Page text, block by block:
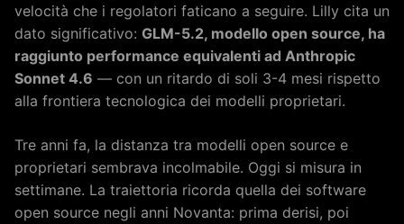
velocità che i regolatori faticano a seguire. Lilly cita un
dato significativo: GLM-5.2, modello open source, ha
raggiunto performance equivalenti ad Anthropic
Sonnet 4.6 — con un ritardo di soli 3-4 mesi rispetto
alla frontiera tecnologica dei modelli proprietari.
Tre anni fa, la distanza tra modelli open source e
proprietari sembrava incolmabile. Oggi si misura in
settimane. La traiettoria ricorda quella dei software
open source negli anni Novanta: prima derisi, poi